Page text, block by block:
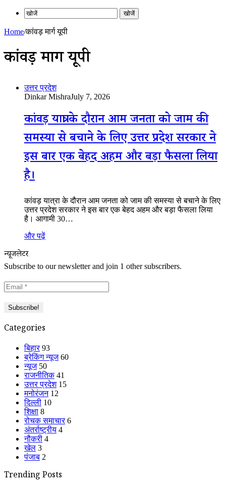
खोजें
Home/कांवड़ मार्ग यूपी
कांवड़ मार्ग यूपी
उत्तर प्रदेश
Dinkar MishraJuly 7, 2026
कांवड़ यात्रा के दौरान आम जनता को जाम की
समस्या से बचाने के लिए उत्तर प्रदेश सरकार ने
इस बार एक बेहद अहम और बड़ा फैसला लिया
है।
कांवड़ यात्रा के दौरान आम जनता को जाम की समस्या से बचाने के लिए
उत्तर प्रदेश सरकार ने इस बार एक बेहद अहम और बड़ा फैसला लिया
है। आगामी 30…
और पढ़ें
न्यूजलेटर
Subscribe to our newsletter and join 1 other subscribers.
Categories
बिहार 93
ब्रेकिंग न्यूज 60
न्यूज 50
राजनीतिक 41
उत्तर प्रदेश 15
मनोरंजन 12
दिल्ली 10
शिक्षा 8
रोचक समाचार 6
अंतर्राष्ट्रीय 4
नौकरी 4
खेल 3
पंजाब 2
Trending Posts